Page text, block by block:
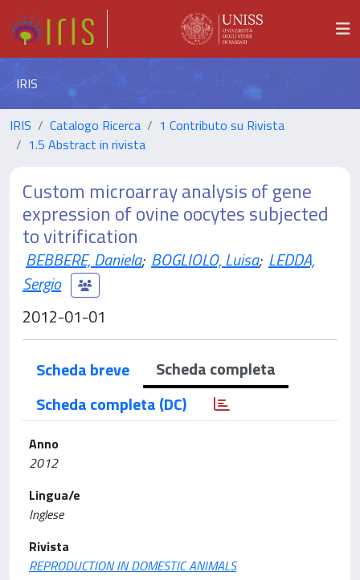
IRIS
IRIS Catalogo Ricerca
1 Contributo su Rivista
1.5 Abstract in rivista
Custom microarray analysis of gene
expression of ovine oocytes subjected
to vitrification
BEBBERE, Daniela; BOGLIOLO, Luisa; LEDDA,
Sergio
2012-01-01
Scheda breve
Scheda completa
Scheda completa (DC)
Anno
2012
Lingua/e
Inglese
Rivista
REPRODUCTION IN DOMESTIC ANIMALS